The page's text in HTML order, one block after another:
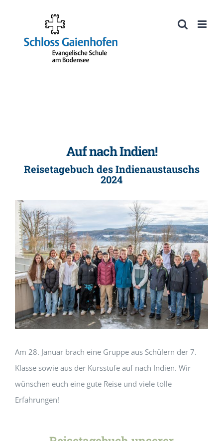
Werkzeugleiste öffnen
springen
Auf nach Indien!
Reisetagebuch des Indienaustauschs
2024
Am 28. Januar brach eine Gruppe aus Schülern der 7.
Klasse sowie aus der Kursstufe auf nach Indien. Wir
wünschen euch eine gute Reise und viele tolle
Erfahrungen!